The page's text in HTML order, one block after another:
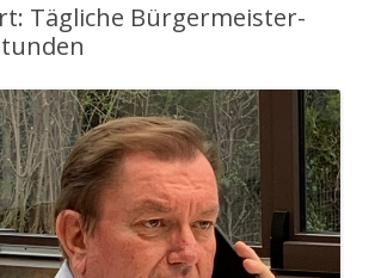
Tägliche Bürgermeister-